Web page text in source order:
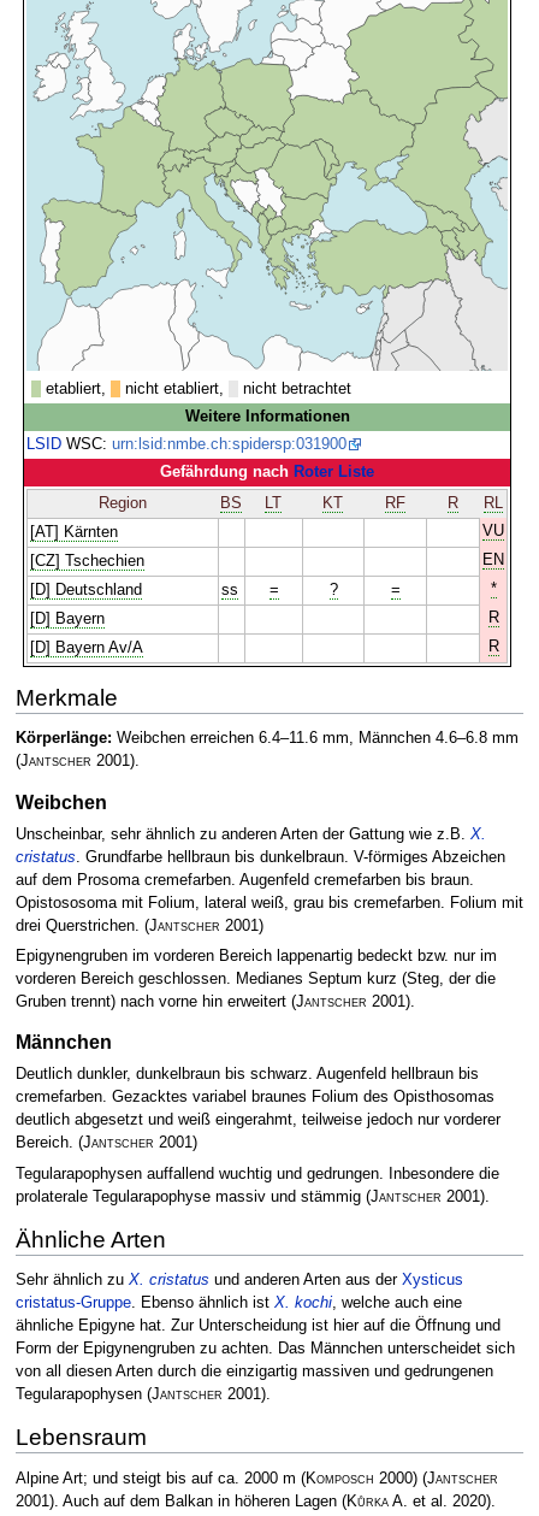
etabliert, nicht etabliert,
nicht betrachtet
Weitere Informationen
LSID WSC:urn:lsid:nmbe.ch:spidersp:031900
Gefährdung nach Roter Liste
Region
BS LT KT RF R
RL
[AT] Kärnten
VU
[CZ] Tschechien
EN
[D] Deutschland
ss = ? =
*
[D] Bayern
R
[D] Bayern Av/A
R
Merkmale
Körperlänge: Weibchen erreichen 6.4–11.6 mm, Männchen 4.6–6.8 mm
(Jantscher 2001).
Weibchen
Unscheinbar, sehr ähnlich zu anderen Arten der Gattung wie z.B. X.
cristatus . Grundfarbe hellbraun bis dunkelbraun. V-förmiges Abzeichen
auf dem Prosoma cremefarben. Augenfeld cremefarben bis braun.
Opistososoma mit Folium, lateral weiß, grau bis cremefarben. Folium mit
drei Querstrichen. (Jantscher 2001)
Epigynengruben im vorderen Bereich lappenartig bedeckt bzw. nur im
vorderen Bereich geschlossen. Medianes Septum kurz (Steg, der die
Gruben trennt) nach vorne hin erweitert (Jantscher 2001).
Männchen
Deutlich dunkler, dunkelbraun bis schwarz. Augenfeld hellbraun bis
cremefarben. Gezacktes variabel braunes Folium des Opisthosomas
deutlich abgesetzt und weiß eingerahmt, teilweise jedoch nur vorderer
Bereich. (Jantscher 2001)
Tegularapophysen auffallend wuchtig und gedrungen. Inbesondere die
prolaterale Tegularapophyse massiv und stämmig (Jantscher 2001).
Ähnliche Arten
Sehr ähnlich zu X. cristatus und anderen Arten aus der Xysticus
cristatus-Gruppe. Ebenso ähnlich ist X. kochi, welche auch eine
ähnliche Epigyne hat. Zur Unterscheidung ist hier auf die Öffnung und
Form der Epigynengruben zu achten. Das Männchen unterscheidet sich
von all diesen Arten durch die einzigartig massiven und gedrungenen
Tegularapophysen (Jantscher 2001).
Lebensraum
Alpine Art; und steigt bis auf ca. 2000 m (Komposch 2000) (Jantscher
2001). Auch auf dem Balkan in höheren Lagen (Kůrka A. et al. 2020).